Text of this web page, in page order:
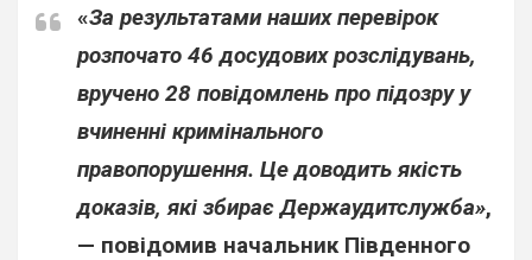
«За результатами наших перевірок
розпочато 46 досудових розслідувань,
вручено 28 повідомлень про підозру у
вчиненні кримінального
правопорушення. Це доводить якість
доказів, які збирає Держаудитслужба»,
— повідомив начальник Південного